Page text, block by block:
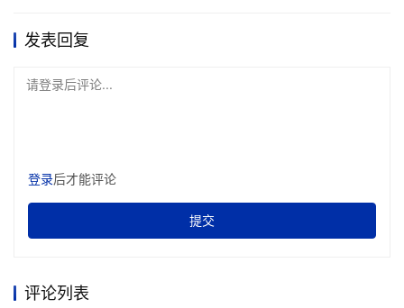
发表回复
请登录后评论...
登录后才能评论
提交
评论列表